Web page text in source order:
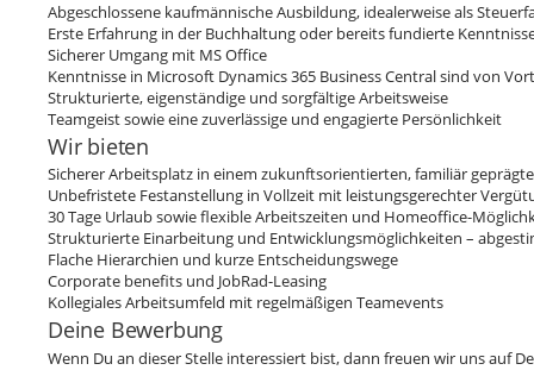
Abgeschlossene kaufmännische Ausbildung, idealerweise als
Erste Erfahrung in der Buchhaltung oder bereits fundierte
Sicherer Umgang mit MS Office
Kenntnisse in Microsoft Dynamics 365 Business Central sind von
Strukturierte, eigenständige und sorgfältige Arbeitsweise
Teamgeist sowie eine zuverlässige und engagierte Persönlichkeit
Wir bieten
Sicherer Arbeitsplatz in einem zukunftsorientierten, familiär
Unbefristete Festanstellung in Vollzeit mit leistungsgerechter
30 Tage Urlaub sowie flexible Arbeitszeiten und Homeoffice-
Strukturierte Einarbeitung und Entwicklungsmöglichkeiten –
Flache Hierarchien und kurze Entscheidungswege
Corporate benefits und JobRad-Leasing
Kollegiales Arbeitsumfeld mit regelmäßigen Teamevents
Deine Bewerbung
Wenn Du an dieser Stelle interessiert bist, dann freuen wir uns auf